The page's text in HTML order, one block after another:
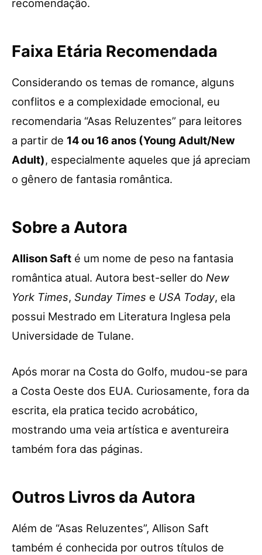
recomendação.
Faixa Etária Recomendada
Considerando os temas de romance, alguns
conflitos e a complexidade emocional, eu
recomendaria “Asas Reluzentes” para leitores
a partir de 14 ou 16 anos (Young Adult/New
Adult), especialmente aqueles que já apreciam
o gênero de fantasia romântica.
Sobre a Autora
Allison Saft é um nome de peso na fantasia
romântica atual. Autora best-seller do New
York Times, Sunday Times e USA Today, ela
possui Mestrado em Literatura Inglesa pela
Universidade de Tulane.
Após morar na Costa do Golfo, mudou-se para
a Costa Oeste dos EUA. Curiosamente, fora da
escrita, ela pratica tecido acrobático,
mostrando uma veia artística e aventureira
também fora das páginas.
Outros Livros da Autora
Além de “Asas Reluzentes”, Allison Saft
também é conhecida por outros títulos de